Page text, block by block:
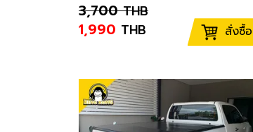
3,700 THB
1,990 THB สั่งซื้อ